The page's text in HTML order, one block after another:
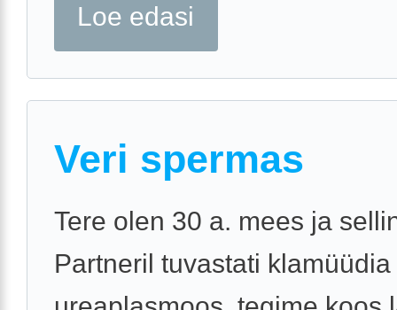
Loe edasi
Veri spermas
Tere olen 30 a. mees ja
Partneril tuvastati klamüüdia